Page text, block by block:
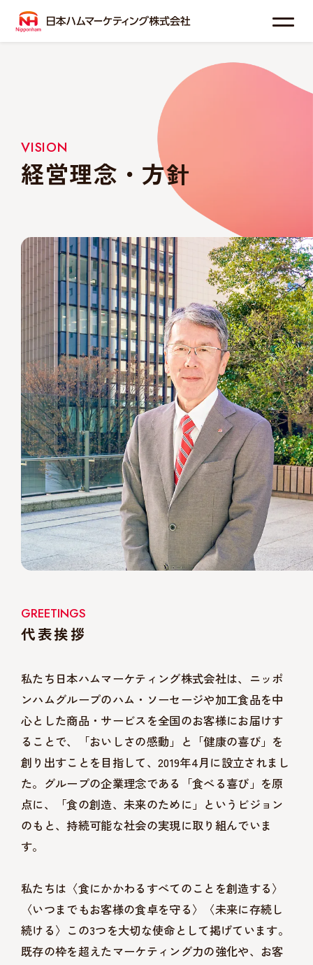
わたしたちについて
事業紹介
お知らせ
VISION
経営理念・方針
GREETINGS
代表挨拶
私たち日本ハムマーケティング株式会社は、ニッポ
ンハムグループのハム・ソーセージや加工食品を中
心とした商品・サービスを全国のお客様にお届けす
ることで、「おいしさの感動」と「健康の喜び」を
創り出すことを目指して、2019年4月に設立されまし
た。グループの企業理念である「食べる喜び」を原
点に、「食の創造、未来のために」というビジョン
のもと、持続可能な社会の実現に取り組んでいま
す。
私たちは〈食にかかわるすべてのことを創造する〉
〈いつまでもお客様の食卓を守る〉〈未来に存続し
続ける〉この3つを大切な使命として掲げています。
既存の枠を超えたマーケティング力の強化や、お客